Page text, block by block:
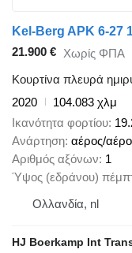
Kel-Berg APK 6-27
21.900 € Χωρίς ΦΠΑ
Κουρτίνα πλευρά
2020
104.083 χλμ
Ικανότητα φορτίου
Ανάρτηση αέρος/
Αριθμός αξόνων 1
Ύψος (εδράνου)
Ολλανδία, nl
HJ Boerkamp Int